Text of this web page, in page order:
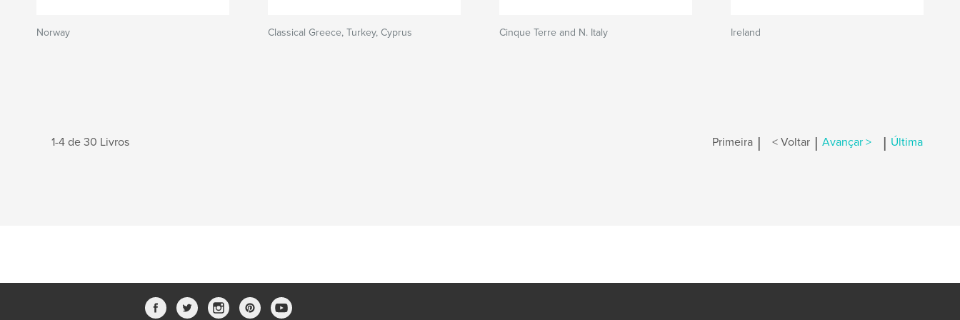
Norway Classical Greece, Turkey, Cyprus Cinque Terre and N. Italy Ireland
1-4 de 30 Livros Primeira | < Voltar | Avançar > | Última